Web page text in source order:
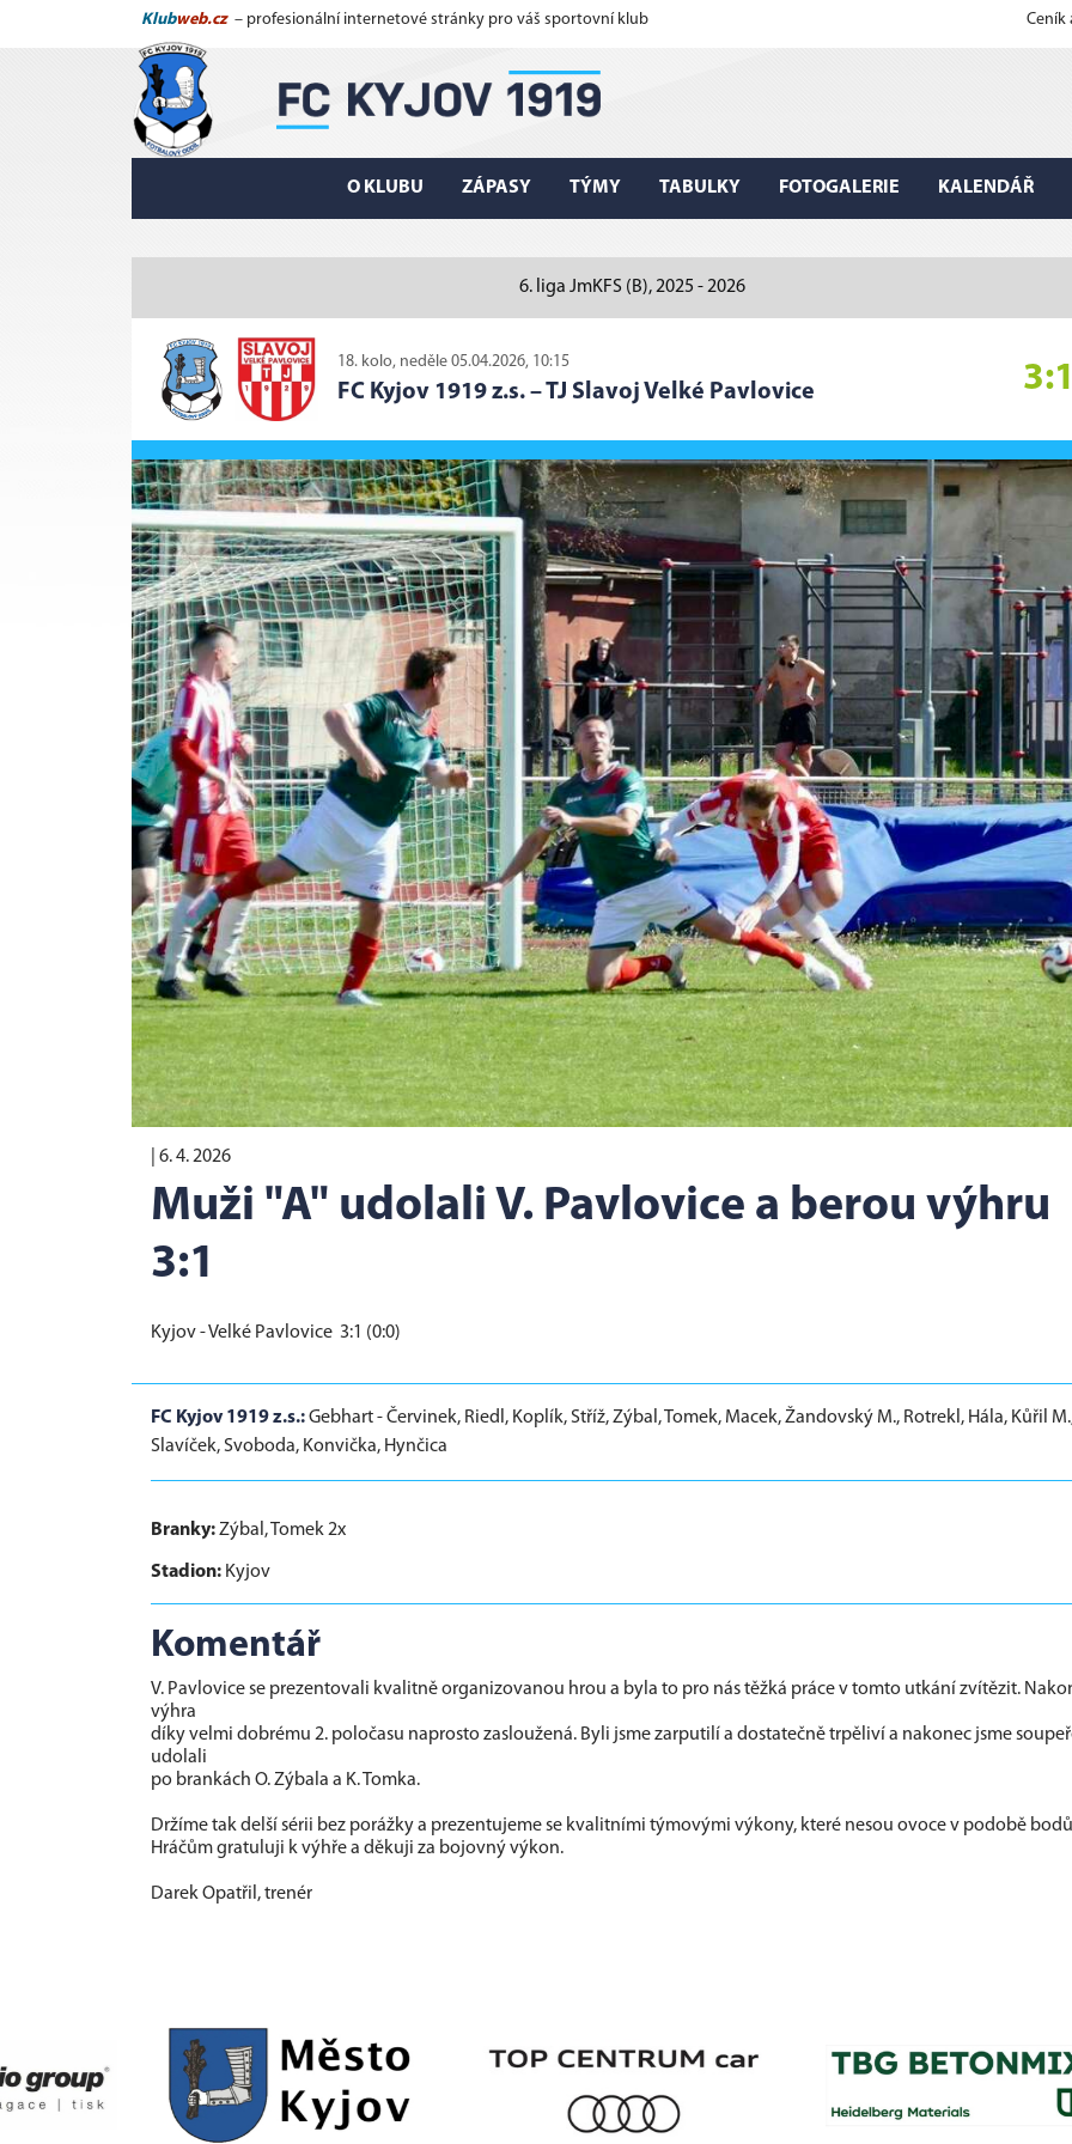
Klubweb.cz – profesionální internetové stránky pro váš sportovní klub Ceník
O KLUBU ZÁPASY TÝMY TABULKY FOTOGALERIE KALENDÁŘ
6. liga JmKFS (B), 2025 - 2026
18. kolo, neděle 05.04.2026, 10:15
FC Kyjov 1919 z.s. –TJ Slavoj Velké Pavlovice
6. 4. 2026
Muži "A" udolali V. Pavlovice a berou výhru
3:1
Kyjov - Velké Pavlovice 3:1 (0:0)
FC Kyjov 1919 z.s.:Gebhart - Červinek, Riedl, Koplík, Stříž, Zýbal, Tomek, Macek, Žandovský M., Rotrekl, Hála, Kůřil
Slavíček, Svoboda, Konvička, Hynčica
Branky:Zýbal, Tomek 2x
Stadion: Kyjov
Komentář
V. Pavlovice se prezentovali kvalitně organizovanou hrou a byla to pro nás těžká práce v tomto utkání zvítězit.
výhra
díky velmi dobrému 2. poločasu naprosto zasloužená. Byli jsme zarputilí a dostatečně trpěliví a nakonec jsme
udolali
po brankách O. Zýbala a K. Tomka.
Držíme tak delší sérii bez porážky a prezentujeme se kvalitními týmovými výkony, které nesou ovoce v podobě
Hráčům gratuluji k výhře a děkuji za bojovný výkon.
Darek Opatřil, trenér